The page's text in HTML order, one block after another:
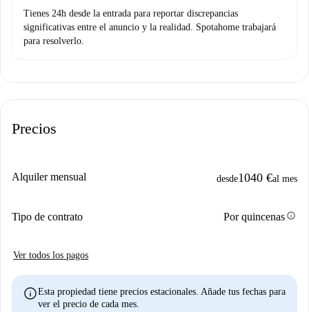
Tienes 24h desde la entrada para reportar discrepancias
significativas entre el anuncio y la realidad. Spotahome trabajará
para resolverlo.
Precios
Alquiler mensual desde1040 €al mes
Tipo de contrato Por quincenasinfo
Ver todos los pagos
infoEsta propiedad tiene precios estacionales. Añade tus fechas para
ver el precio de cada mes.